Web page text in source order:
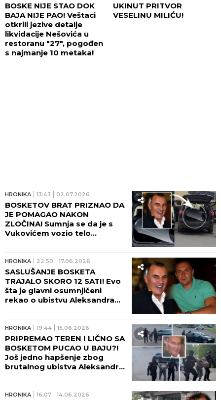
BOSKE NIJE STAO DOK
BAJA NIJE PAO! Veštaci
otkrili jezive detalje
likvidacije Nešovića u
restoranu "27", pogođen
s najmanje 10 metaka!
UKINUT PRITVOR
VESELINU MILIĆU!
HRONIKA 13:43 02.07.2026
BOSKETOV BRAT PRIZNAO DA
JE POMAGAO NAKON
ZLOČINA! Sumnja se da je s
Vukovićem vozio telo
HRONIKA 22:50 17.06.2026
SASLUŠANJE BOSKETA
TRAJALO SKORO 12 SATI! Evo
šta je glavni osumnjičeni
rekao o ubistvu Aleksandra
HRONIKA 19:44 15.06.2026
PRIPREMAO TEREN I LIČNO SA
BOSKETOM PUCAO U BAJU?!
Još jedno hapšenje zbog
brutalnog ubistva Aleksandra
HRONIKA 16:07 14.06.2026